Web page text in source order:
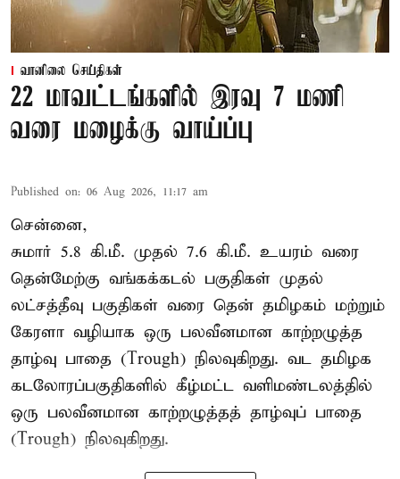
வானிலை செய்திகள்
22 மாவட்டங்களில் இரவு 7 மணி
வரை மழைக்கு வாய்ப்பு
Published on: 06 Aug 2026, 11:17 am
சென்னை,
சுமார் 5.8 கி.மீ. முதல் 7.6 கி.மீ. உயரம் வரை
தென்மேற்கு வங்கக்கடல் பகுதிகள் முதல்
லட்சத்தீவு பகுதிகள் வரை தென் தமிழகம் மற்றும்
கேரளா வழியாக ஒரு பலவீனமான காற்றழுத்த
தாழ்வு பாதை (Trough) நிலவுகிறது. வட தமிழக
கடலோரப்பகுதிகளில் கீழ்மட்ட வளிமண்டலத்தில்
ஒரு பலவீனமான காற்றழுத்தத் தாழ்வுப் பாதை
(Trough) நிலவுகிறது.